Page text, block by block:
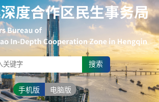
搜索
手机版 电脑版